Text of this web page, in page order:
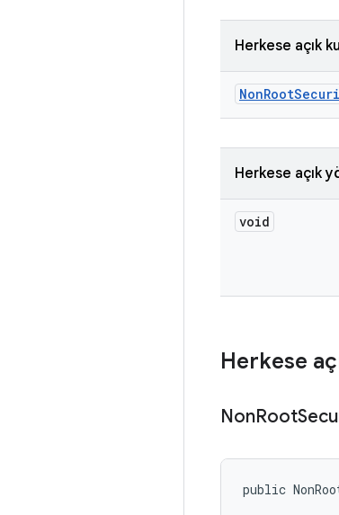
Herkese açık
NonRoot
Herkese açık
void
Herkese
NonRoot
public